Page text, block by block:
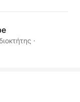
του Κόλπου
στις
ενός από τα πιο
της
·